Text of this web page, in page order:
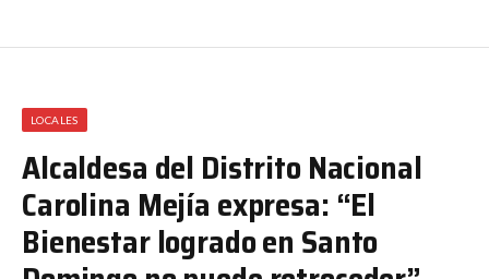
LOCALES
Alcaldesa del Distrito Nacional
Carolina Mejía expresa: “El
Bienestar logrado en Santo